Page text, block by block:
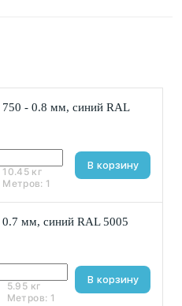
- 0.8 мм, синий RAL
В корзину
10.45 кг
Метров: 1
мм, синий RAL 5005
В корзину
5.95 кг
Метров: 1